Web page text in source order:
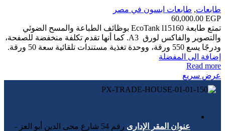
طابعات, طابعات ابسون في مصر
60,000.00 EGP
تمتع طابعة EcoTank l15160 بوظائف الطباعة والمسح الضوئي
والتصوير والفاكس لورق A3 ‎. كما أنها تقدم تكلفة منخفضة للصفحة،
ودرجًا يسع 550 ورقة، ووحدة تغذية مستندات تلقائية سعة 50 ورقة.
إضافة الى المفضلة
Read more
عرض سريع
عنوان المقر الإدارى
رقم 54 شارع محى الدين أبو العز -